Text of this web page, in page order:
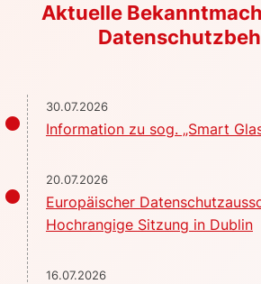
Aktuelle
30.07.2026
Information zu sog. „Smart
20.07.2026
Europäischer
Hochrangige Sitzung in Dublin
16.07.2026